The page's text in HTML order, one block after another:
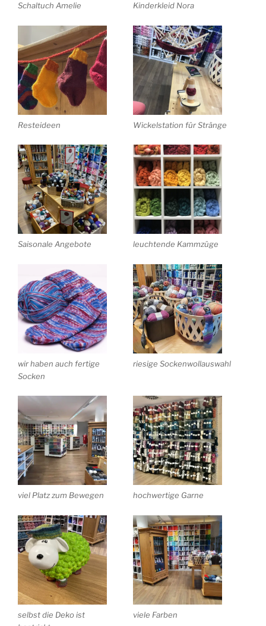
Schaltuch Amelie Kinderkleid Nora
Resteideen Wickelstation für Stränge
Saisonale Angebote leuchtende Kammzüge
wir haben auch fertige
Socken
riesige Sockenwollauswahl
viel Platz zum Bewegen hochwertige Garne
selbst die Deko ist
viele Farben